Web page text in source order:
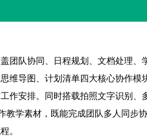
团队协同、日程规划、文档处理、
维导图、计划清单四大核心协作模
作安排。同时搭载拍照文字识别、
教学素材，既能完成团队多人同步
。